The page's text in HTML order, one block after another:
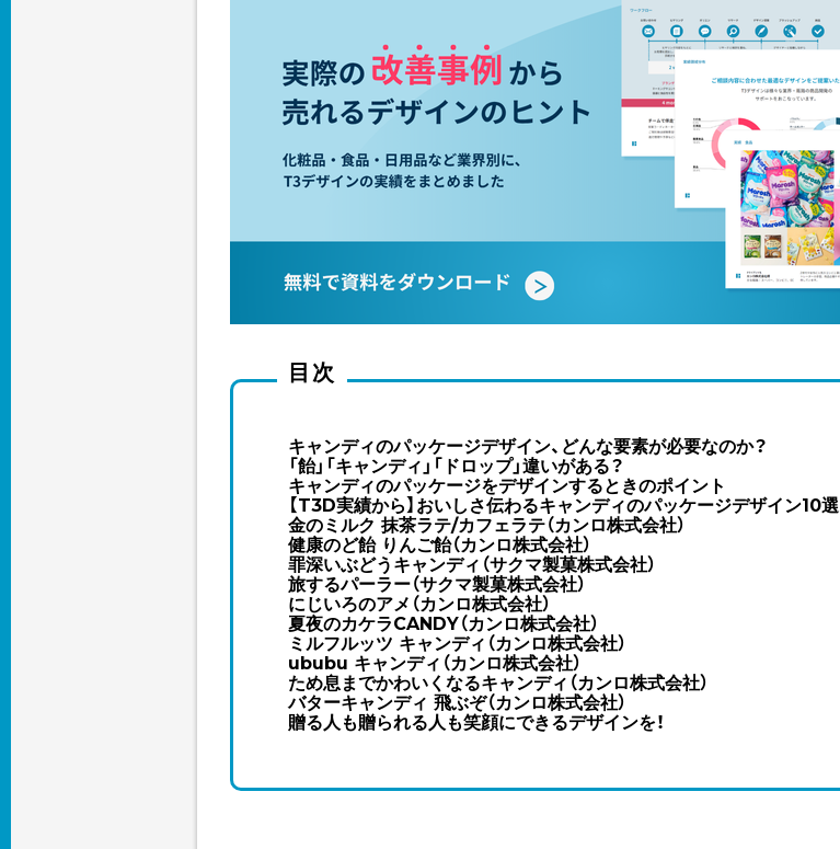
目次
キャンディのパッケージデザイン、どんな要素が必要なのか？
「飴」「キャンディ」「ドロップ」違いがある？
キャンディのパッケージをデザインするときのポイント
【T3D実績から】おいしさ伝わるキャンディのパッケージデザイン10選
金のミルク 抹茶ラテ/カフェラテ（カンロ株式会社）
健康のど飴 りんご飴（カンロ株式会社）
罪深いぶどうキャンディ（サクマ製菓株式会社）
旅するパーラー（サクマ製菓株式会社）
にじいろのアメ（カンロ株式会社）
夏夜のカケラCANDY（カンロ株式会社）
ミルフルッツ キャンディ（カンロ株式会社）
ububu キャンディ（カンロ株式会社）
ため息までかわいくなるキャンディ（カンロ株式会社）
バターキャンディ 飛ぶぞ（カンロ株式会社）
贈る人も贈られる人も笑顔にできるデザインを！